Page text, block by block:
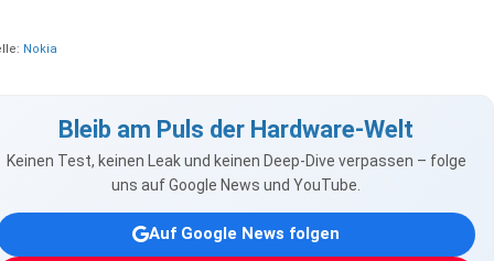
Nokia
Bleib am Puls der Hardware-Welt
Keinen Test, keinen Leak und keinen Deep-Dive verpassen – folge
uns auf Google News und YouTube.
Auf Google News folgen